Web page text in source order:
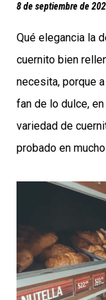
8 de septiembre de
Qué elegancia la
cuernito bien
necesita, porque
fan de lo dulce,
variedad de
probado en